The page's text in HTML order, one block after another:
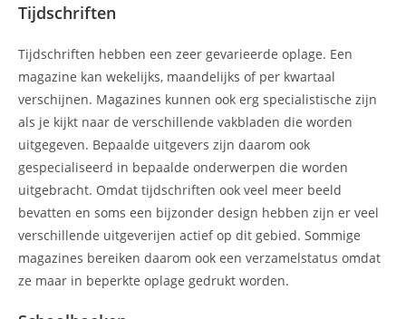
Tijdschriften
Tijdschriften hebben een zeer gevarieerde oplage. Een
magazine kan wekelijks, maandelijks of per kwartaal
verschijnen. Magazines kunnen ook erg specialistische zijn
als je kijkt naar de verschillende vakbladen die worden
uitgegeven. Bepaalde uitgevers zijn daarom ook
gespecialiseerd in bepaalde onderwerpen die worden
uitgebracht. Omdat tijdschriften ook veel meer beeld
bevatten en soms een bijzonder design hebben zijn er veel
verschillende uitgeverijen actief op dit gebied. Sommige
magazines bereiken daarom ook een verzamelstatus omdat
ze maar in beperkte oplage gedrukt worden.